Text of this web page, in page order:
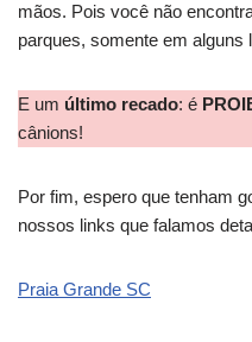
mãos. Pois você não
parques, somente em alguns
E um último recado: é
cânions!
Por fim, espero que tenham
nossos links que falamos
Praia Grande SC